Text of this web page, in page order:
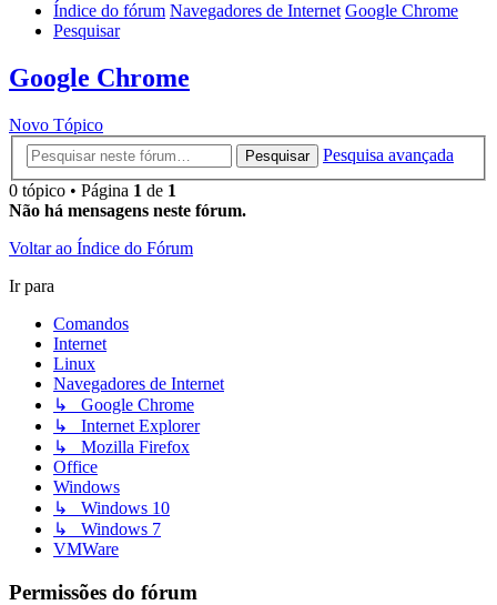
Índice do fórum Navegadores de Internet Google Chrome
Pesquisar
Google Chrome
Novo Tópico
Pesquisar
Pesquisa avançada
0 tópico • Página 1 de 1
Não há mensagens neste fórum.
Voltar ao Índice do Fórum
Ir para
Comandos
Internet
Linux
Navegadores de Internet
↳ Google Chrome
↳ Internet Explorer
↳ Mozilla Firefox
Office
Windows
↳ Windows 10
↳ Windows 7
VMWare
Permissões do fórum